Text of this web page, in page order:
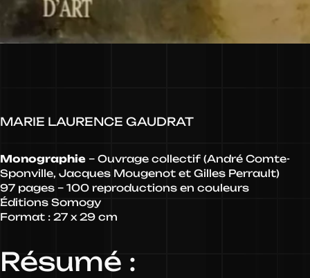
MARIE LAURENCE GAUDRAT
Monographie – Ouvrage collectif (André Comte-
Sponville, Jacques Mougenot et Gilles Perrault)
97 pages – 100 reproductions en couleurs
Éditions Somogy
Format : 27 x 29 cm
Résumé :